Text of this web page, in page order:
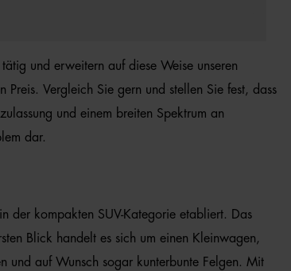
und erweitern auf diese Weise unseren
Vergleich Sie gern und stellen Sie fest, dass
und einem breiten Spektrum an
dar.
der kompakten SUV-Kategorie etabliert. Das
Blick handelt es sich um einen Kleinwagen,
und auf Wunsch sogar kunterbunte Felgen. Mit